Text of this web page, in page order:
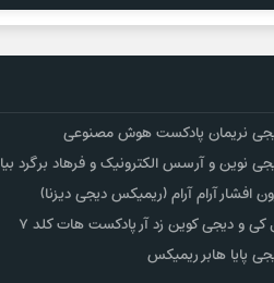
نریمان پادکست هوش مصنوعی
نوین و آرسس الکترونیک و فرهاد برگرد بیا
افشار آرام آرام (ریمیکس دیجی دیزنا)
و دیجی کوین زد آر پادکست هات کلد ۷
پایا هابر ریمیکس